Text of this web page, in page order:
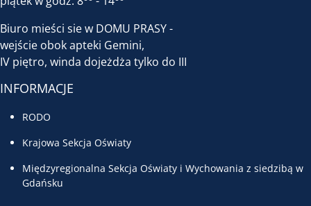
Biuro mieści sie w DOMU PRASY -
wejście obok apteki Gemini,
IV piętro, winda dojeżdża tylko do III
INFORMACJE
RODO
Krajowa Sekcja Oświaty
Międzyregionalna Sekcja Oświaty i Wychowania z siedzibą w
Gdańsku